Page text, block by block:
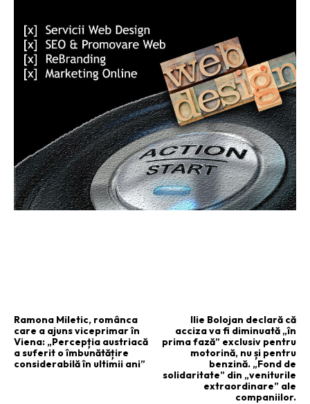
Ramona Miletic, românca
care a ajuns viceprimar în
Viena: „Percepția austriacă
a suferit o îmbunătățire
considerabilă în ultimii ani”
Ilie Bolojan declară că
acciza va fi diminuată „în
prima fază” exclusiv pentru
motorină, nu și pentru
benzină. „Fond de
solidaritate” din „veniturile
extraordinare” ale
companiilor.